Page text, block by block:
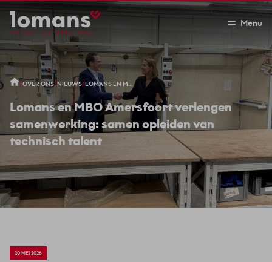
Menu
/OVER ONS/NIEUWS/ LOMANS EN MBO AMERSFOORT VERLENGEN SAMENWERKING: SAMEN OPLEIDEN VAN TECHNISCH TALENT
Lomans en MBO Amersfoort verlengen
samenwerking: samen opleiden van
technisch talent
20 MEI 2026